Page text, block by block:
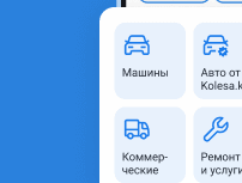
Оригинальность